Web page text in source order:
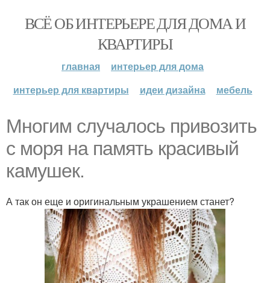
ВСЁ ОБ ИНТЕРЬЕРЕ ДЛЯ ДОМА И
КВАРТИРЫ
главная
интерьер для дома
интерьер для квартиры
идеи дизайна мебель
Многим случалось привозить
с моря на память красивый
камушек.
А так он еще и оригинальным украшением станет?